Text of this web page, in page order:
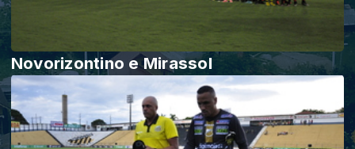
Novorizontino e Mirassol